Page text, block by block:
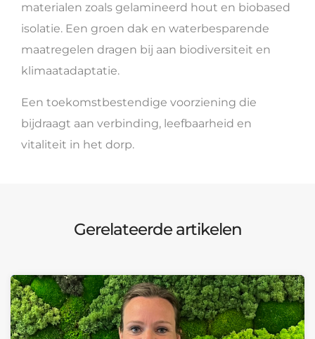
materialen zoals gelamineerd hout en biobased
isolatie. Een groen dak en waterbesparende
maatregelen dragen bij aan biodiversiteit en
klimaatadaptatie.
Een toekomstbestendige voorziening die
bijdraagt aan verbinding, leefbaarheid en
vitaliteit in het dorp.
Gerelateerde artikelen